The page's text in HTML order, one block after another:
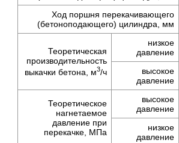
Ход поршня перекачивающего
(бетоноподающего) цилиндра, мм
Теоретическая
производительность
выкачки бетона, м3/ч
низкое
давление
высокое
давление
Теоретическое
нагнетаемое
давление при
перекачке, МПа
высокое
давление
низкое
давление